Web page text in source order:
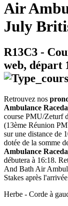
Air
July
R13C3 -
web, départ
Retrouvez nos
Ambulance
course PMU/Zeturf
(13ème Réunion
sur une distance de
dotée de la somme
Ambulance
débutera à 16:18.
And Bath Air
Stakes après
Herbe - Corde à